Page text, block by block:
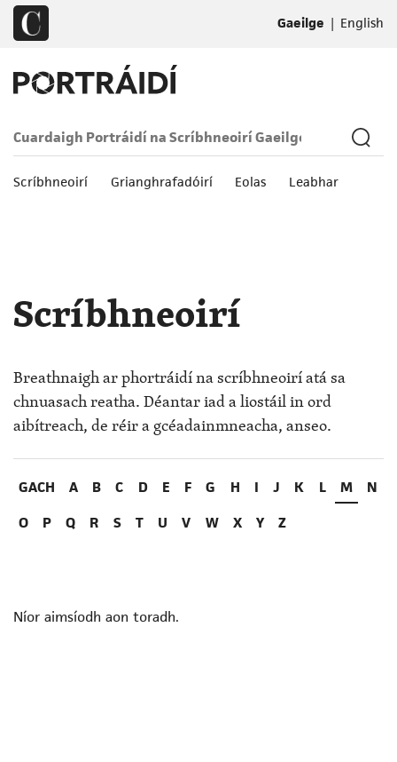
Gaeilge | English
Scríbhneoirí Grianghrafadóirí Eolas Leabhar
Scríbhneoirí
Breathnaigh ar phortráidí na scríbhneoirí atá sa
chnuasach reatha. Déantar iad a liostáil in ord
aibítreach, de réir a gcéadainmneacha, anseo.
GACH A B C D E F G H I J K L M
N
O
P Q R S T U V W X Y Z
Níor aimsíodh aon toradh.